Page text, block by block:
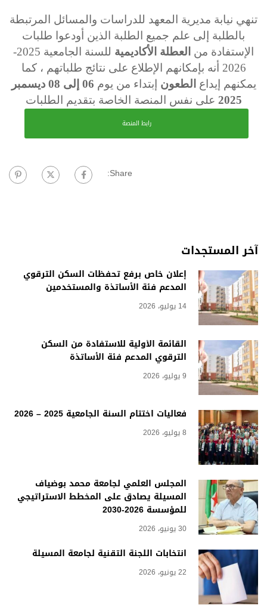
تنهي نيابة مديرية المعهد للدراسات والمسائل المرتبطة
بالطلبة إلى علم جميع الطلبة الذين أودعوا طلبات
الإستفادة من العطلة الأكاديمية
للسنة الجامعية 2025-
2026 أنه بإمكانهم الإطلاع على نتائج طلباتهم ، كما
يمكنهم إيداع الطعون إبتداء من يوم
06 إلى 08 ديسمبر
2025 على نفس المنصة الخاصة بتقديم الطلبات
رابط المنصة
Share:
آخر المستجدات
إعلان خاص برفع تحفظات السكن الترقوي
المدعم فئة الأساتذة والمستخدمين
14 يوليو، 2026
القائمة الأولية للاستفادة من السكن
الترقوي المدعم فئة الأساتذة
9 يوليو، 2026
فعاليات اختتام السنة الجامعية 2025 – 2026
8 يوليو، 2026
المجلس العلمي لجامعة محمد بوضياف
المسيلة يصادق على المخطط الاستراتيجي
للمؤسسة 2026-2030
30 يونيو، 2026
انتخابات اللجنة التقنية لجامعة المسيلة
22 يونيو، 2026